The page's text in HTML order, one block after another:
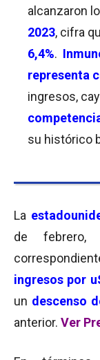
alcanzaron
2023, cifra
6,4%.
representa
ingresos,
su histórico
La
de
ingresos por
un descenso
anterior. Ver